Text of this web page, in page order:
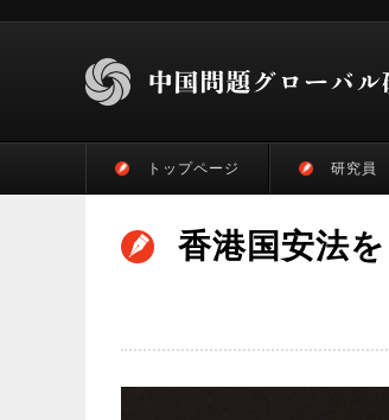
トップページ 研究員
香港国安法